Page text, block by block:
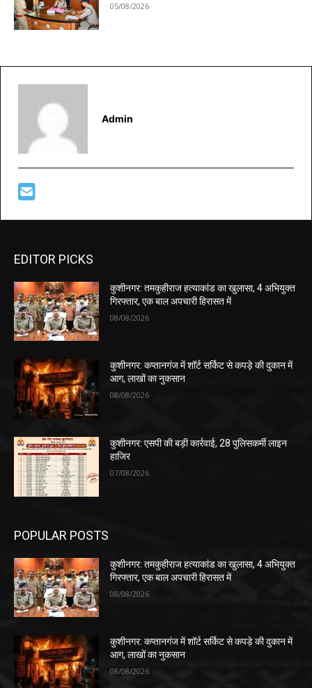
05/08/2026
Admin
EDITOR PICKS
कुशीनगर: तमकुहीराज हत्याकांड का खुलासा, 4 अभियुक्त
गिरफ्तार, एक बाल अपचारी हिरासत में
08/08/2026
कुशीनगर: कप्तानगंज में शॉर्ट सर्किट से कपड़े की दुकान में
आग, लाखों का नुकसान
08/08/2026
कुशीनगर: एसपी की बड़ी कार्रवाई, 28 पुलिसकर्मी लाइन
हाजिर
07/08/2026
POPULAR POSTS
कुशीनगर: तमकुहीराज हत्याकांड का खुलासा, 4 अभियुक्त
गिरफ्तार, एक बाल अपचारी हिरासत में
08/08/2026
कुशीनगर: कप्तानगंज में शॉर्ट सर्किट से कपड़े की दुकान में
आग, लाखों का नुकसान
08/08/2026